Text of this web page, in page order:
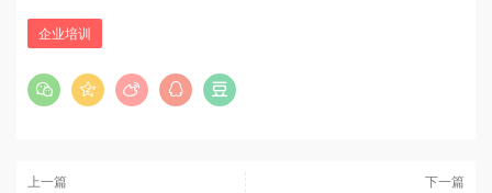
企业培训
上一篇 下一篇